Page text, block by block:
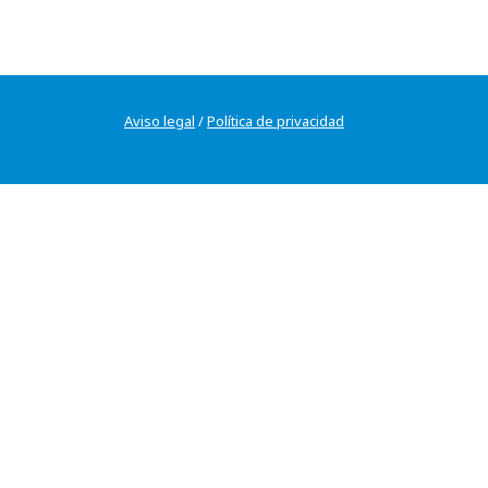
Aviso legal /Política de privacidad